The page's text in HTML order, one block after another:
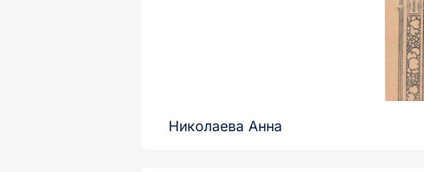
Николаева Анна